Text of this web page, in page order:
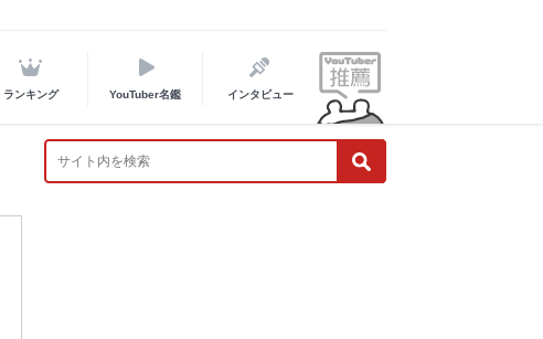
ランキング YouTuber名鑑 インタビュー